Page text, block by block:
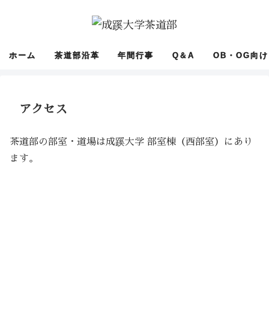
ホーム 茶道部沿革 年間行事 Q＆A OB・OG向け
アクセス
茶道部の部室・道場は成蹊大学 部室棟（西部室）にあり
ます。